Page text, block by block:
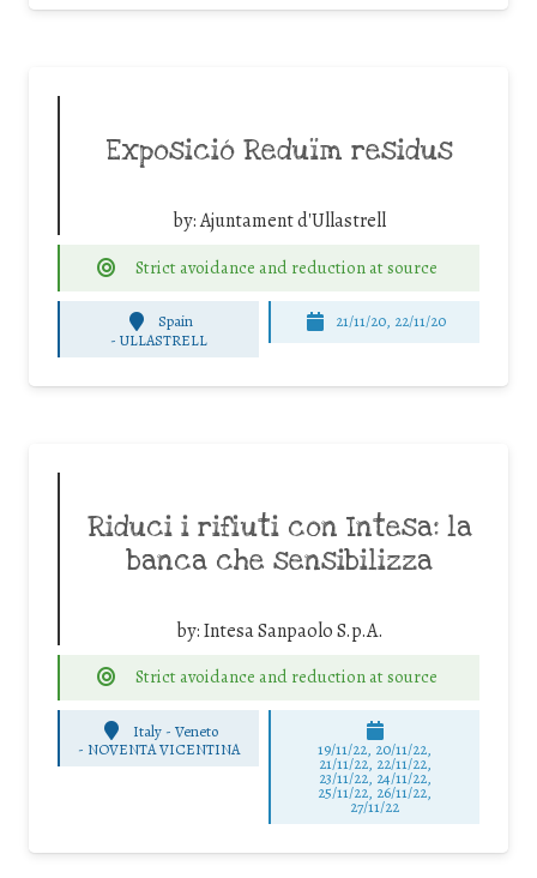
Exposició Reduïm residus
by:Ajuntament d'Ullastrell
Strict avoidance and reduction at source
Spain
-ULLASTRELL
21/11/20, 22/11/20
Riduci i rifiuti con Intesa: la
banca che sensibilizza
by:Intesa Sanpaolo S.p.A.
Strict avoidance and reduction at source
Italy - Veneto
- NOVENTA VICENTINA 19/11/22, 20/11/22,
21/11/22, 22/11/22,
23/11/22, 24/11/22,
25/11/22, 26/11/22,
27/11/22